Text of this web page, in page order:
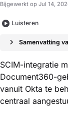
Bijgewerkt op Jul 14,
Luisteren
Samenvatting
SCIM-integratie
Document360-
vanuit Okta te
centraal